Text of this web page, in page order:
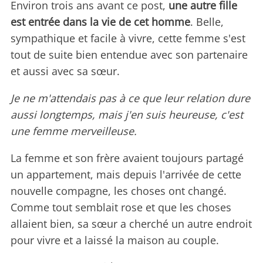
Environ trois ans avant ce post, une autre fille
est entrée dans la vie de cet homme. Belle,
sympathique et facile à vivre, cette femme s'est
tout de suite bien entendue avec son partenaire
et aussi avec sa sœur.
Je ne m'attendais pas à ce que leur relation dure
aussi longtemps, mais j'en suis heureuse, c'est
une femme merveilleuse.
La femme et son frère avaient toujours partagé
un appartement, mais depuis l'arrivée de cette
nouvelle compagne, les choses ont changé.
Comme tout semblait rose et que les choses
allaient bien, sa sœur a cherché un autre endroit
pour vivre et a laissé la maison au couple.